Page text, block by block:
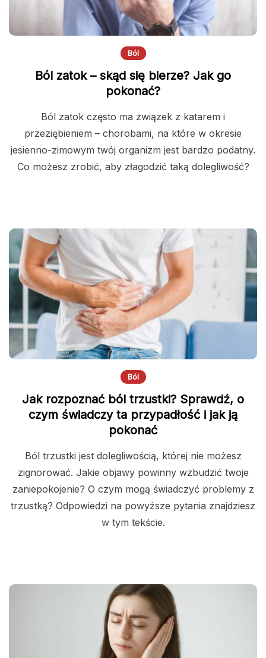
Ból
Ból zatok – skąd się bierze? Jak go
pokonać?
Ból zatok często ma związek z katarem i
przeziębieniem – chorobami, na które w okresie
jesienno-zimowym twój organizm jest bardzo podatny.
Co możesz zrobić, aby złagodzić taką dolegliwość?
Ból
Jak rozpoznać ból trzustki? Sprawdź, o
czym świadczy ta przypadłość i jak ją
pokonać
Ból trzustki jest dolegliwością, której nie możesz
zignorować. Jakie objawy powinny wzbudzić twoje
zaniepokojenie? O czym mogą świadczyć problemy z
trzustką? Odpowiedzi na powyższe pytania znajdziesz
w tym tekście.